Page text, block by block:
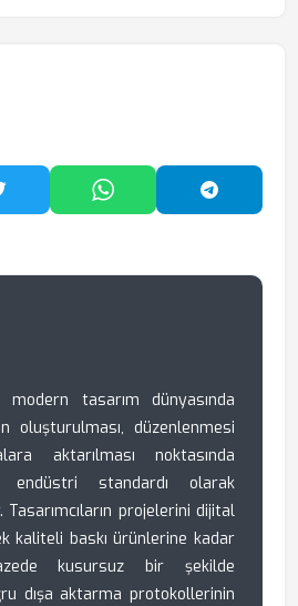
Paylaş Paylaş
WhatsApp'ta Paylaş
tasarım dünyasında
oluşturulması, düzenlenmesi
aktarılması noktasında
endüstri standardı olarak
Tasarımcıların projelerini dijital
kaliteli baskı ürünlerine kadar
kusursuz bir şekilde
dışa aktarma protokollerinin